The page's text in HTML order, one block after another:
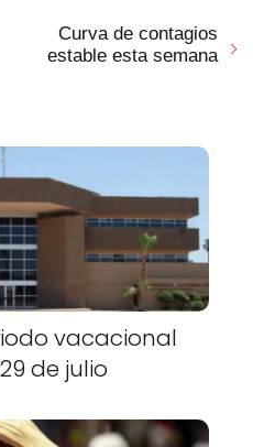
Curva de contagios
estable esta semana
vacacional
de julio